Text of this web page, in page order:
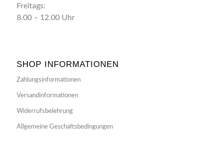
Freitags:
8.00 – 12.00 Uhr
SHOP INFORMATIONEN
Zahlungsinformationen
Versandinformationen
Widerrufsbelehrung
Allgemeine Geschäftsbedingungen